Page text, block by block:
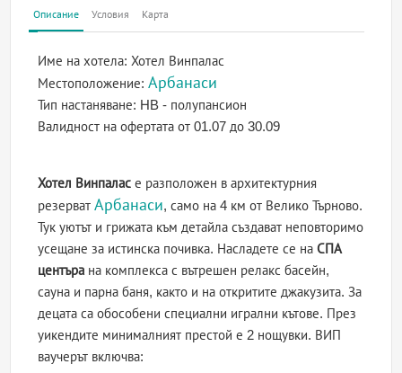
Описание Условия Карта
Име на хотела: Хотел Винпалас
Местоположение:Арбанаси
Тип настаняване: HB - полупансион
Валидност на офертатаот 01.07 до 30.09
Хотел Винпалас е разположен в архитектурния
резерватАрбанаси, само на 4 км от Велико Търново.
Тук уютът и грижата към детайла създават неповторимо
усещане за истинска почивка. Насладете се наСПА
центъра на комплекса с вътрешен релакс басейн,
сауна и парна баня, както и на откритите джакузита. За
децата са обособени специални игрални кътове. През
уикендите минималният престой е 2 нощувки. ВИП
ваучерът включва: